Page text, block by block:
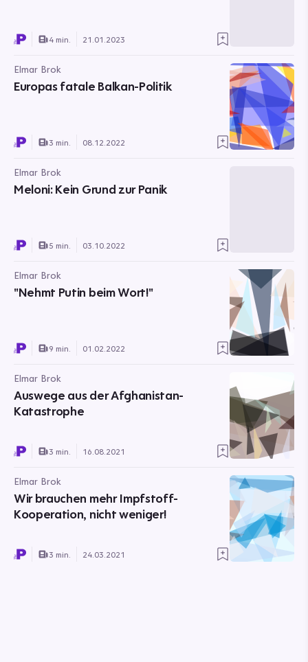
4 min. 21.01.2023
Elmar Brok
Europas fatale Balkan-Politik
3 min. 08.12.2022
Elmar Brok
Meloni: Kein Grund zur Panik
5 min. 03.10.2022
Elmar Brok
"Nehmt Putin beim Wort!"
9 min. 01.02.2022
Elmar Brok
Auswege aus der Afghanistan-
Katastrophe
3 min. 16.08.2021
Elmar Brok
Wir brauchen mehr Impfstoff-
Kooperation, nicht weniger!
3 min. 24.03.2021